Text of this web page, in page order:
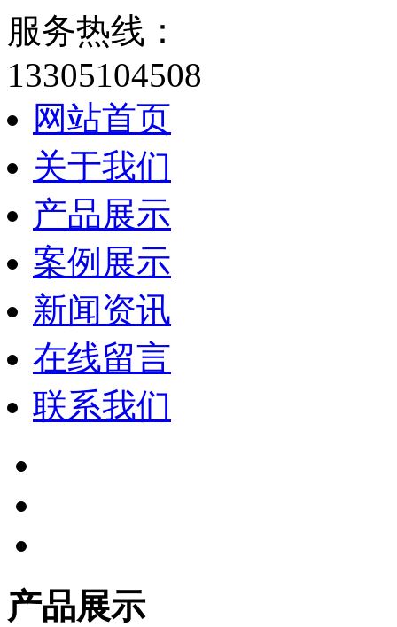
服务热线：
13305104508
网站首页
关于我们
产品展示
案例展示
新闻资讯
在线留言
联系我们
产品展示